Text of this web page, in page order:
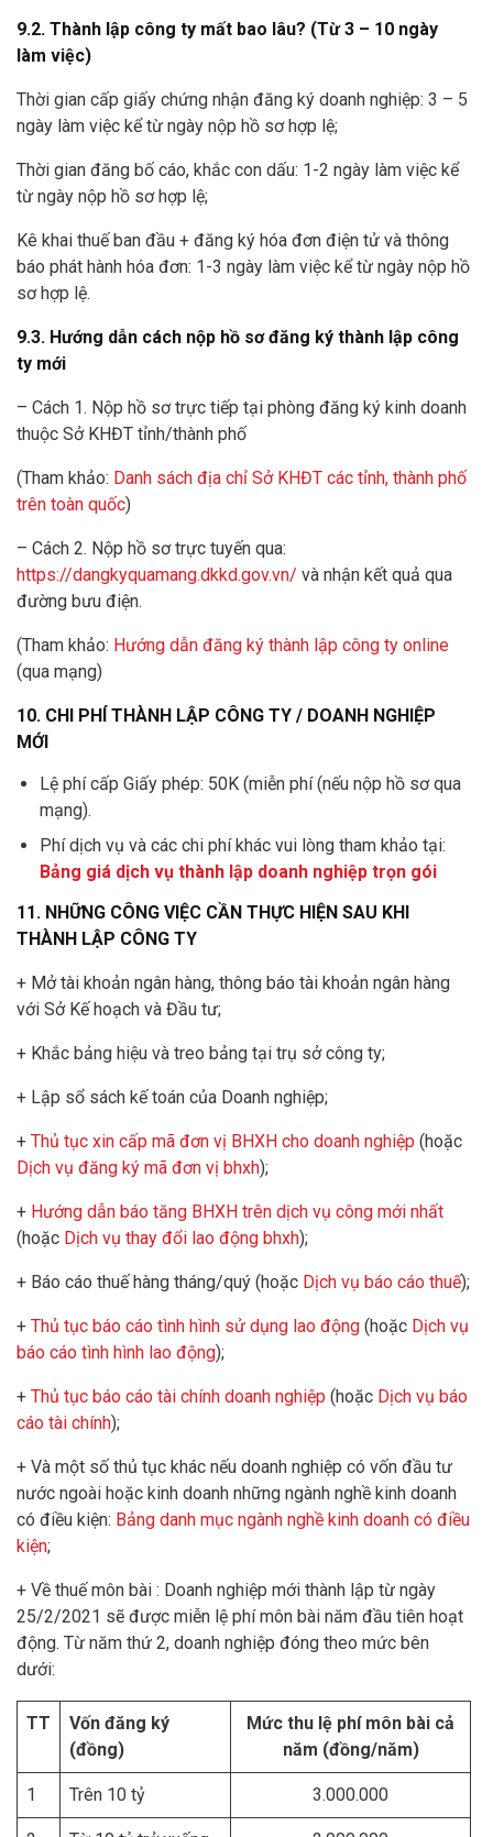
9.2. Thành lập công ty mất bao lâu? (Từ 3 – 10 ngày
làm việc)
Thời gian cấp giấy chứng nhận đăng ký doanh nghiệp: 3 – 5
ngày làm việc kể từ ngày nộp hồ sơ hợp lệ;
Thời gian đăng bố cáo, khắc con dấu: 1-2 ngày làm việc kể
từ ngày nộp hồ sơ hợp lệ;
Kê khai thuế ban đầu + đăng ký hóa đơn điện tử và thông
báo phát hành hóa đơn: 1-3 ngày làm việc kể từ ngày nộp hồ
sơ hợp lệ.
9.3. Hướng dẫn cách nộp hồ sơ đăng ký thành lập công
ty mới
– Cách 1. Nộp hồ sơ trực tiếp tại phòng đăng ký kinh doanh
thuộc Sở KHĐT tỉnh/thành phố
(Tham khảo: Danh sách địa chỉ Sở KHĐT các tỉnh, thành phố
trên toàn quốc)
– Cách 2. Nộp hồ sơ trực tuyến qua:
https://dangkyquamang.dkkd.gov.vn/ và nhận kết quả qua
đường bưu điện.
(Tham khảo: Hướng dẫn đăng ký thành lập công ty online
(qua mạng)
10. CHI PHÍ THÀNH LẬP CÔNG TY / DOANH NGHIỆP
MỚI
Lệ phí cấp Giấy phép: 50K (miễn phí (nếu nộp hồ sơ qua
mạng).
Phí dịch vụ và các chi phí khác vui lòng tham khảo tại:
Bảng giá dịch vụ thành lập doanh nghiệp trọn gói
11. NHỮNG CÔNG VIỆC CẦN THỰC HIỆN SAU KHI
THÀNH LẬP CÔNG TY
+ Mở tài khoản ngân hàng, thông báo tài khoản ngân hàng
với Sở Kế hoạch và Đầu tư;
+ Khắc bảng hiệu và treo bảng tại trụ sở công ty;
+ Lập sổ sách kế toán của Doanh nghiệp;
+ Thủ tục xin cấp mã đơn vị BHXH cho doanh nghiệp (hoặc
Dịch vụ đăng ký mã đơn vị bhxh);
+ Hướng dẫn báo tăng BHXH trên dịch vụ công mới nhất
(hoặc Dịch vụ thay đổi lao động bhxh);
+ Báo cáo thuế hàng tháng/quý (hoặc Dịch vụ báo cáo thuế);
+ Thủ tục báo cáo tình hình sử dụng lao động (hoặc Dịch vụ
báo cáo tình hình lao động);
+ Thủ tục báo cáo tài chính doanh nghiệp (hoặc Dịch vụ báo
cáo tài chính);
+ Và một số thủ tục khác nếu doanh nghiệp có vốn đầu tư
nước ngoài hoặc kinh doanh những ngành nghề kinh doanh
có điều kiện: Bảng danh mục ngành nghề kinh doanh có điều
kiện;
+ Về thuế môn bài : Doanh nghiệp mới thành lập từ ngày
25/2/2021 sẽ được miễn lệ phí môn bài năm đầu tiên hoạt
động. Từ năm thứ 2, doanh nghiệp đóng theo mức bên
dưới:
TT
Vốn đăng ký
(đồng)
Mức thu lệ phí môn bài cả
năm (đồng/năm)
1 Trên 10 tỷ 3.000.000